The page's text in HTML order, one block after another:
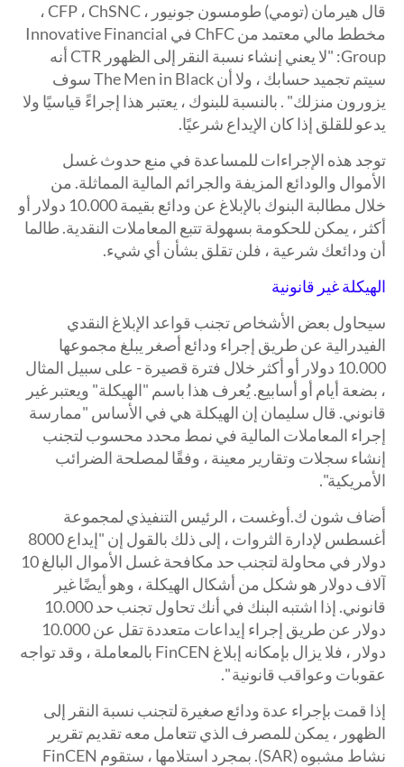
قال هيرمان (تومي) طومسون جونيور ، CFP ، ChSNC ،
مخطط مالي معتمد من ChFC في Innovative Financial
Group: "لا يعني إنشاء نسبة النقر إلى الظهور CTR أنه
سيتم تجميد حسابك ، ولا أن The Men in Black سوف
يزورون منزلك" . بالنسبة للبنوك ، يعتبر هذا إجراءً قياسيًا ولا
يدعو للقلق إذا كان الإيداع شرعيًا.
توجد هذه الإجراءات للمساعدة في منع حدوث غسل
الأموال والودائع المزيفة والجرائم المالية المماثلة. من
خلال مطالبة البنوك بالإبلاغ عن ودائع بقيمة 10.000 دولار أو
أكثر ، يمكن للحكومة بسهولة تتبع المعاملات النقدية. طالما
أن ودائعك شرعية ، فلن تقلق بشأن أي شيء.
الهيكلة غير قانونية
سيحاول بعض الأشخاص تجنب قواعد الإبلاغ النقدي
الفيدرالية عن طريق إجراء ودائع أصغر يبلغ مجموعها
10.000 دولار أو أكثر خلال فترة قصيرة - على سبيل المثال
، بضعة أيام أو أسابيع. يُعرف هذا باسم "الهيكلة" ويعتبر غير
قانوني. قال سليمان إن الهيكلة هي في الأساس "ممارسة
إجراء المعاملات المالية في نمط محدد محسوب لتجنب
إنشاء سجلات وتقارير معينة ، وفقًا لمصلحة الضرائب
الأمريكية".
أضاف شون ك.أوغست ، الرئيس التنفيذي لمجموعة
أغسطس لإدارة الثروات ، إلى ذلك بالقول إن "إيداع 8000
دولار في محاولة لتجنب حد مكافحة غسل الأموال البالغ 10
آلاف دولار هو شكل من أشكال الهيكلة ، وهو أيضًا غير
قانوني. إذا اشتبه البنك في أنك تحاول تجنب حد 10.000
دولار عن طريق إجراء إيداعات متعددة تقل عن 10.000
دولار ، فلا يزال بإمكانه إبلاغ FinCEN بالمعاملة ، وقد تواجه
عقوبات وعواقب قانونية ".
إذا قمت بإجراء عدة ودائع صغيرة لتجنب نسبة النقر إلى
الظهور ، يمكن للمصرف الذي تتعامل معه تقديم تقرير
نشاط مشبوه (SAR). بمجرد استلامها ، ستقوم FinCEN